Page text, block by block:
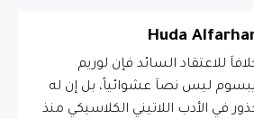
Huda
للاعتقاد السائد فإن لوريم
ليس نصاَ عشوائياً، بل إن له
في الأدب اللاتيني الكلاسيكي منذ